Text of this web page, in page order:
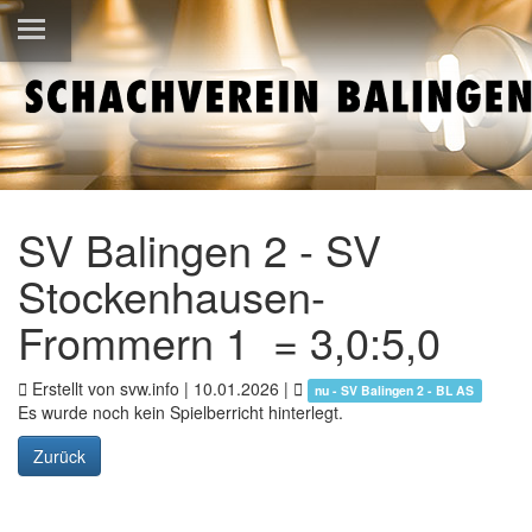
SV Balingen 2 - SV
Stockenhausen-
Frommern 1 = 3,0:5,0
Erstellt von svw.info | 10.01.2026 | nu - SV Balingen 2 - BL AS
Es wurde noch kein Spielberricht hinterlegt.
Zurück